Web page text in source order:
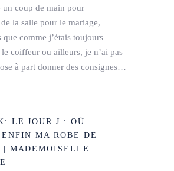
un coup de main pour
la salle pour le mariage,
que comme j’étais toujours
coiffeur ou ailleurs, je n’ai pas
à part donner des consignes…
LE JOUR J : OÙ
MA ROBE DE
MADEMOISELLE